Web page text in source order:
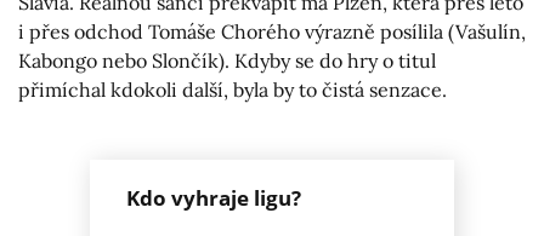
i přes odchod Tomáše Chorého výrazně posílila (Vašulín,
Kabongo nebo Slončík). Kdyby se do hry o titul
přimíchal kdokoli další, byla by to čistá senzace.
Kdo vyhraje ligu?